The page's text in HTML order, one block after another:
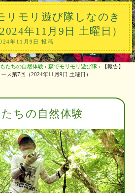
リモリ遊び隊しなのき
年11月9日 土曜日）
年11月9日 投稿
たちの自然体験 › 森でモリモリ遊び隊 › 【報告】
ス第7回（2024年11月9日 土曜日）
ちの自然体験